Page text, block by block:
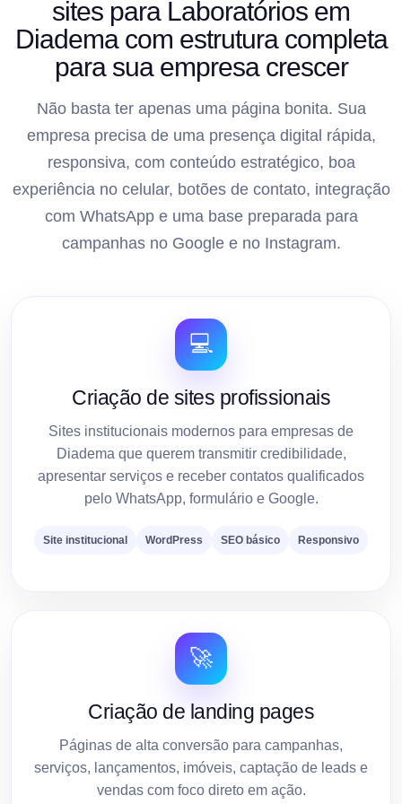
sites para Laboratórios em
Diadema com estrutura completa
para sua empresa crescer
Não basta ter apenas uma página bonita. Sua
empresa precisa de uma presença digital rápida,
responsiva, com conteúdo estratégico, boa
experiência no celular, botões de contato, integração
com WhatsApp e uma base preparada para
campanhas no Google e no Instagram.
💻
Criação de sites profissionais
Sites institucionais modernos para empresas de
Diadema que querem transmitir credibilidade,
apresentar serviços e receber contatos qualificados
pelo WhatsApp, formulário e Google.
Site institucional WordPress SEO básico Responsivo
🚀
Criação de landing pages
Páginas de alta conversão para campanhas,
serviços, lançamentos, imóveis, captação de leads e
vendas com foco direto em ação.